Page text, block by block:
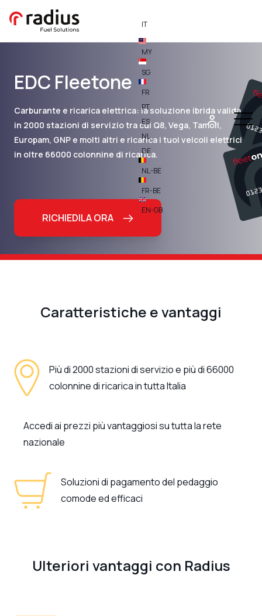
IT
MY
SG
FR
PT
ES
NL
DE
NL-BE
FR-BE
EN-GB
EDC Fleetone
Carburante e ricarica elettrica: la soluzione ibrida valida
in 2000 stazioni di servizio tra cui Q8, Vega, Tamoil,
Europam, GNP e molti altri e ricarica i tuoi veicoli elettrici
in oltre 66000 colonnine di ricarica.
RICHIEDILA ORA
Caratteristiche e vantaggi
Più di 2000 stazioni di servizio e più di 66000
colonnine di ricarica in tutta Italia
Accedi ai prezzi più vantaggiosi su tutta la rete
nazionale
Soluzioni di pagamento del pedaggio
comode ed efficaci
Ulteriori vantaggi con Radius